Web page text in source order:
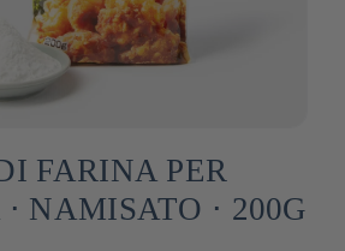
FARINA PER
NAMISATO ⋅ 200G